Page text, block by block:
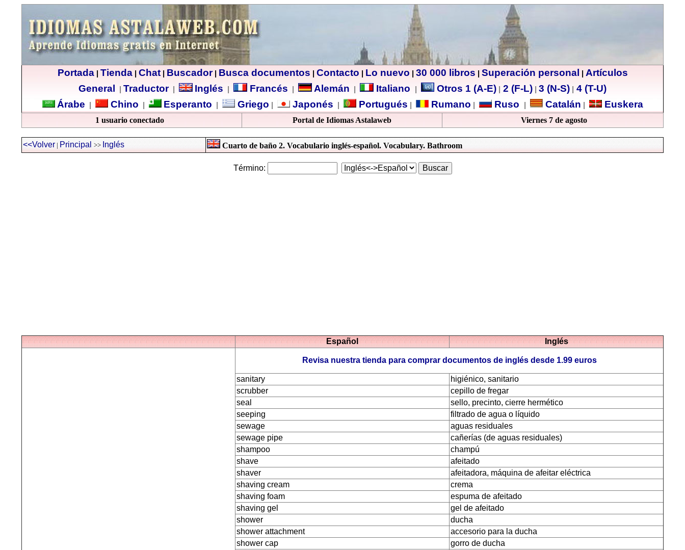
Portada| Tienda| Chat| Buscador| Busca documentos Contacto Lo nuevo 30 000 libros Superación personal
Artículos
General
Traductor| Inglés Francés Alemán Italiano Otros 1 (A-E) 2 (F-L) 3 (N-S)
4 (T-U)
Árabe
Chino Esperanto Griego Japonés Portugués Rumano Ruso Catalán Euskera
1 usuario conectado Portal de Idiomas Astalaweb Viernes 7 de agosto
<<Volver | Principal >> Inglés Cuarto de baño 2. Vocabulario inglés-español. Vocabulary. Bathroom
Término:
Español Inglés
Revisa nuestra tienda para comprar documentos de inglés desde 1.99 euros
sanitary
higiénico, sanitario
scrubber
cepillo de fregar
seal
sello, precinto, cierre hermético
seeping
filtrado de agua o líquido
sewage
aguas residuales
sewage pipe
cañerías (de aguas residuales)
shampoo
champú
shave
afeitado
shaver
afeitadora, máquina de afeitar eléctrica
shaving cream
crema
shaving foam
espuma de afeitado
shaving gel
gel de afeitado
shower
ducha
shower attachment
accesorio para la ducha
shower cap
gorro de ducha